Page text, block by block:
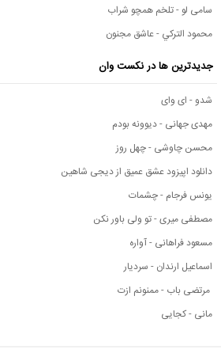
سامی لو - تلخم همچو شراب
محمود التركي - عاشق مجنون
جدیدترین ها در نکست وان
شدو - ای وای
مهدی جهانی - دیوونه بودم
محسن چاوشی - چهل روز
دانلود اپیزود عشق عمیق از دیجی شاهین
یونس فرجام - چشمات
مصطفی میری - تو ولی باور نکن
مسعود فراهانی - آواره
اسماعیل ارندان - سردیار
مرتضی باب - ممنونم ازت
مانی - کجایی